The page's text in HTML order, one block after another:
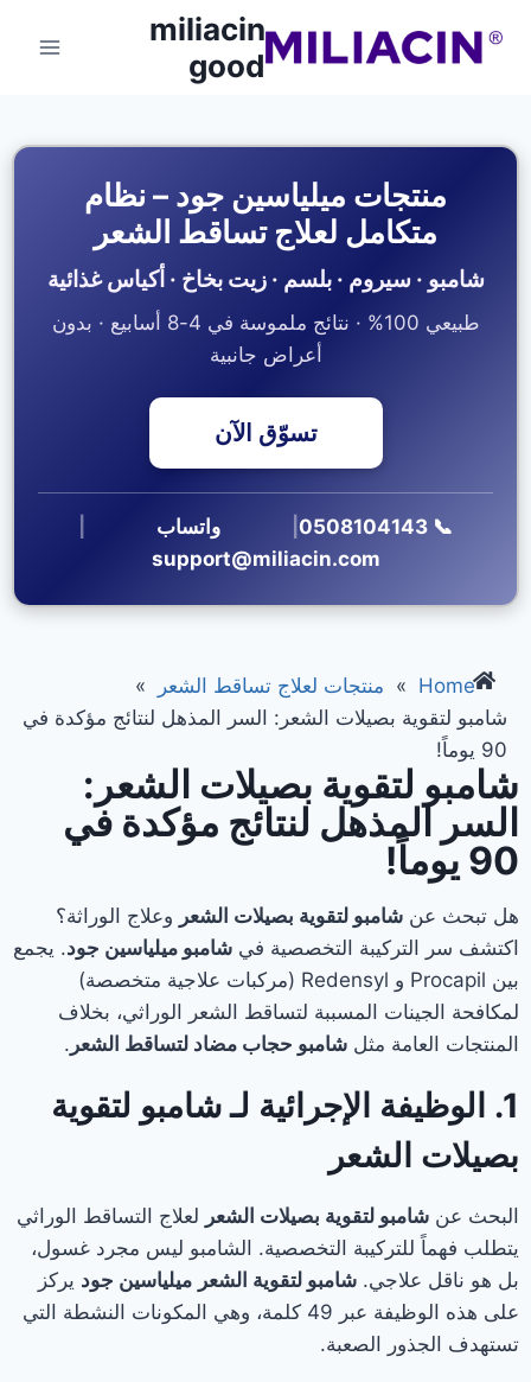
miliacin
good
منتجات ميلياسين جود – نظام
متكامل لعلاج تساقط الشعر
شامبو · سيروم · بلسم · زيت بخاخ · أكياس غذائية
طبيعي 100% · نتائج ملموسة في 4-8 أسابيع · بدون
أعراض جانبية
تسوّق الآن
📞 0508104143 واتساب
support@miliacin.com
Home
» منتجات لعلاج تساقط الشعر
»
شامبو لتقوية بصيلات الشعر: السر المذهل لنتائج مؤكدة في
90 يوماً!
شامبو لتقوية بصيلات الشعر:
السر المذهل لنتائج مؤكدة في
90 يوماً!
هل تبحث عن شامبو لتقوية بصيلات الشعر وعلاج الوراثة؟
اكتشف سر التركيبة التخصصية في شامبو ميلياسين جود. يجمع
بين Procapil و Redensyl (مركبات علاجية متخصصة)
لمكافحة الجينات المسببة لتساقط الشعر الوراثي، بخلاف
المنتجات العامة مثل شامبو حجاب مضاد لتساقط الشعر .
1. الوظيفة الإجرائية لـ شامبو لتقوية
بصيلات الشعر
البحث عن شامبو لتقوية بصيلات الشعر لعلاج التساقط الوراثي
يتطلب فهماً للتركيبة التخصصية. الشامبو ليس مجرد غسول،
بل هو ناقل علاجي. شامبو لتقوية الشعر ميلياسين جود يركز
على هذه الوظيفة عبر 49 كلمة، وهي المكونات النشطة التي
تستهدف الجذور الصعبة.